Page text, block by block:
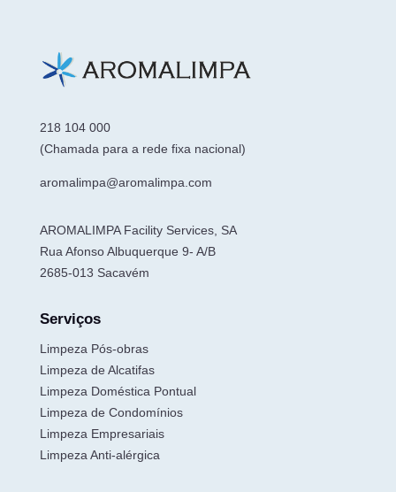
218 104 000
(Chamada para a rede fixa nacional)
aromalimpa@aromalimpa.com
AROMALIMPA Facility Services, SA
Rua Afonso Albuquerque 9- A/B
2685-013 Sacavém
Serviços
Limpeza Pós-obras
Limpeza de Alcatifas
Limpeza Doméstica Pontual
Limpeza de Condomínios
Limpeza Empresariais
Limpeza Anti-alérgica